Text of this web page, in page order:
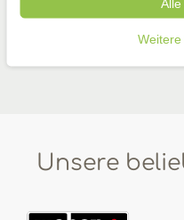
Unsere
Weitere